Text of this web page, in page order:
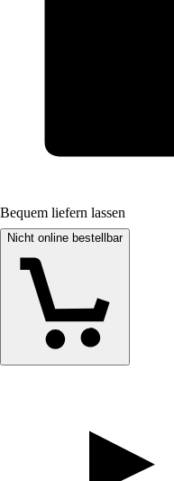
Bequem liefern lassen
Nicht online bestellbar